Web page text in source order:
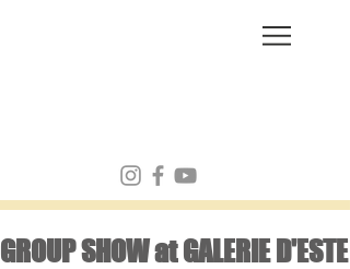
GROUP SHOW at GALERIE D'ESTE